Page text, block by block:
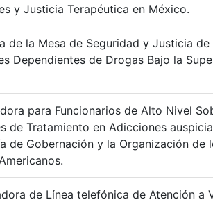
y Justicia Terapéutica en México.
de la Mesa de Seguridad y Justicia de
Dependientes de Drogas Bajo la
para Funcionarios de Alto Nivel
de Tratamiento en Adicciones
de Gobernación y la Organización de
de Línea telefónica de Atención a